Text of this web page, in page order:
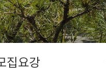
집요강